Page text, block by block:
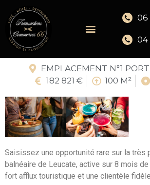
06
04
EMPLACEMENT N°1
182 821 €
100 M²
Saisissez une opportunité rare sur la très
balnéaire de Leucate, active sur 8 mois de
fort afflux touristique et une clientèle